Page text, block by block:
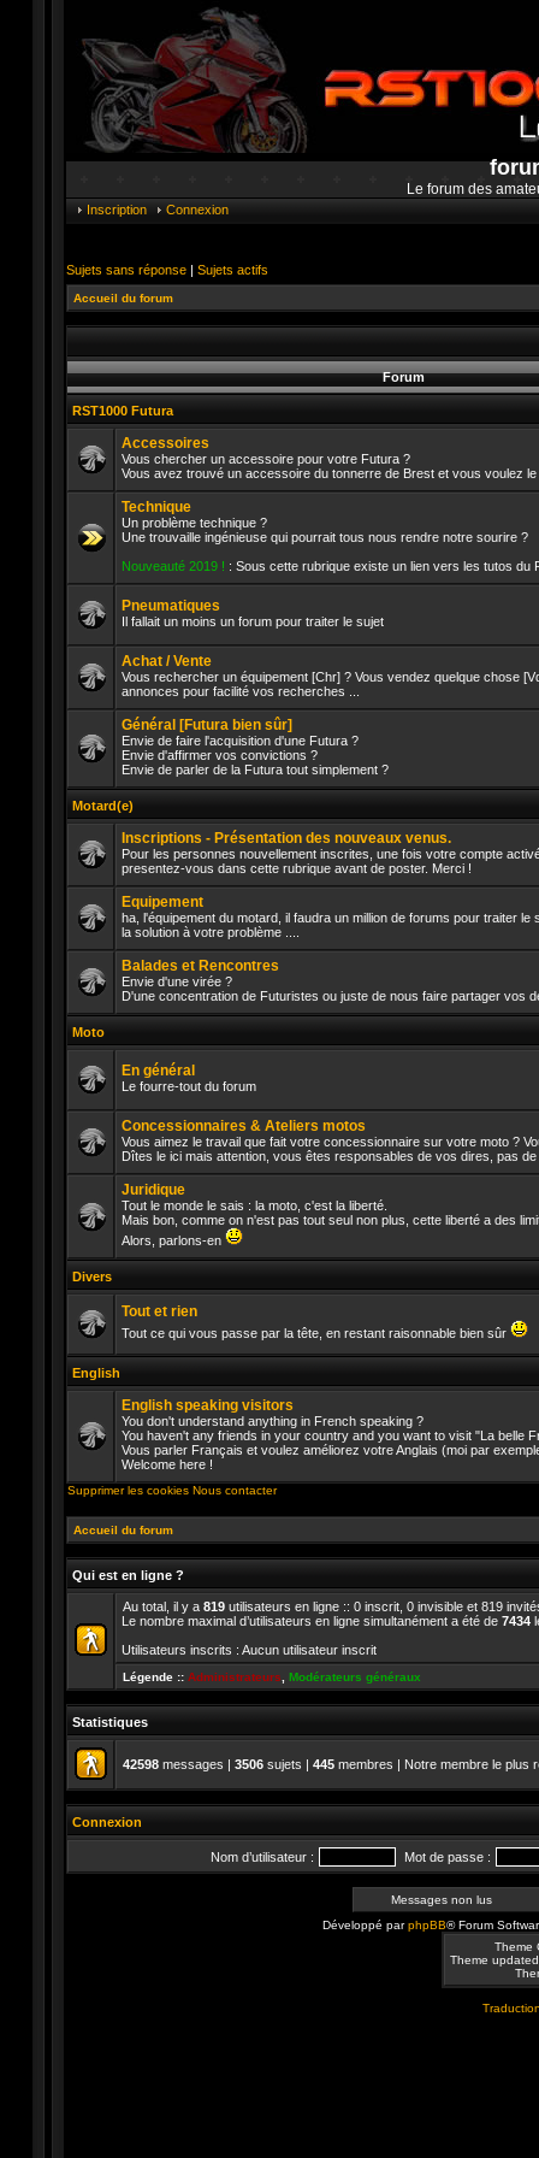
Le forum des
Inscription Connexion
Sujets sans réponse | Sujets actifs
Accueil du forum
Forum
RST1000 Futura
Aucun
message
non
Accessoires
Vous chercher un accessoire pour votre Futura ?
Vous avez trouvé un accessoire du tonnerre de Brest et vous voulez
Aucun
message
non
Technique
Un problème technique ?
Une trouvaille ingénieuse qui pourrait tous nous rendre notre sourire ?
Nouveauté 2019 ! : Sous cette rubrique existe un lien vers les tutos du
message
non
Pneumatiques
Il fallait un moins un forum pour traiter le sujet
Aucun
message
non
Achat / Vente
Vous rechercher un équipement [Chr] ? Vous vendez quelque chose
annonces pour facilité vos recherches ...
Aucun
message
lu
Général [Futura bien sûr]
Envie de faire l'acquisition d'une Futura ?
Envie d'affirmer vos convictions ?
Envie de parler de la Futura tout simplement ?
Motard(e)
Aucun
message
non
Inscriptions - Présentation des nouveaux venus.
Pour les personnes nouvellement inscrites, une fois votre compte
presentez-vous dans cette rubrique avant de poster. Merci !
Aucun
message
non
Equipement
ha, l'équipement du motard, il faudra un million de forums pour traiter le
la solution à votre problème ....
Aucun
message
lu
Balades et Rencontres
Envie d'une virée ?
D'une concentration de Futuristes ou juste de nous faire partager vos
Moto
message
non
En général
Le fourre-tout du forum
Aucun
message
non
Concessionnaires & Ateliers motos
Vous aimez le travail que fait votre concessionnaire sur votre moto ?
Dîtes le ici mais attention, vous êtes responsables de vos dires, pas
Aucun
lu
Juridique
Tout le monde le sais : la moto, c'est la liberté.
Mais bon, comme on n'est pas tout seul non plus, cette liberté a des
Alors, parlons-en
Divers
message
non
lu
Tout et rien
Tout ce qui vous passe par la tête, en restant raisonnable bien sûr
English
Aucun
message
non
lu
English speaking visitors
You don't understand anything in French speaking ?
You haven't any friends in your country and you want to visit "La belle
Vous parler Français et voulez améliorez votre Anglais (moi par
Welcome here !
Supprimer les cookies Nous contacter
Accueil du forum
Qui est en ligne ?
Au total, il y a 819 utilisateurs en ligne :: 0 inscrit, 0 invisible et 819
Le nombre maximal d’utilisateurs en ligne simultanément a été de 7434
Utilisateurs inscrits : Aucun utilisateur inscrit
Légende :: Administrateurs Modérateurs généraux
Statistiques
42598 messages | 3506 sujets | 445 membres | Notre membre le plus
Connexion
Nom d’utilisateur : Mot de passe :
Messages non lus
Développé parphpBB® Forum
Theme
Theme